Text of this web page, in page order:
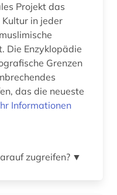
Projekt das
in jeder
Die Enzyklopädie
Grenzen
das die neueste
Informationen
zugreifen? ▼